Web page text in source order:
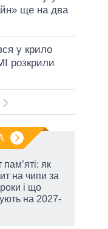
ще на два
у крило
розкрили
як
на чипи за
і що
на 2027-